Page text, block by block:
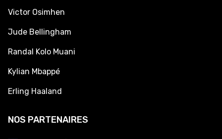
Victor Osimhen
Jude Bellingham
Randal Kolo Muani
Kylian Mbappé
Erling Haaland
NOS PARTENAIRES